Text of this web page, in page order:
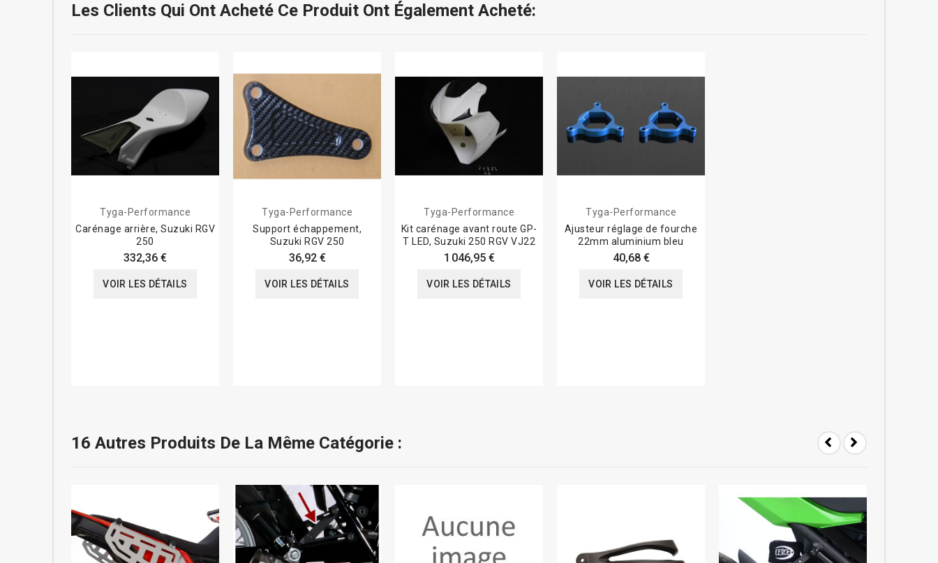
Les Clients Qui Ont Acheté Ce Produit Ont Également Acheté:
Tyga-Performance
Carénage arrière, Suzuki RGV
250
332,36 €
VOIR LES DÉTAILS
Tyga-Performance
Support échappement,
Suzuki RGV 250
36,92 €
VOIR LES DÉTAILS
Tyga-Performance
Kit carénage avant route GP-
T LED, Suzuki 250 RGV VJ22
1 046,95 €
VOIR LES DÉTAILS
Tyga-Performance
Ajusteur réglage de fourche
22mm aluminium bleu
40,68 €
VOIR LES DÉTAILS
16 Autres Produits De La Même Catégorie :